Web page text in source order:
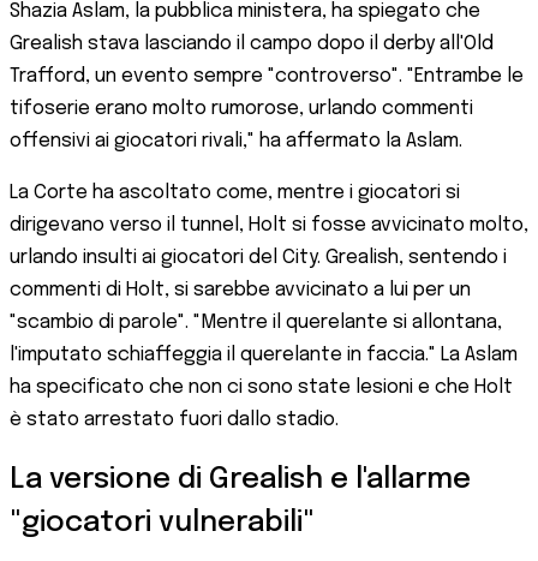
Shazia Aslam, la pubblica ministera, ha spiegato che
Grealish stava lasciando il campo dopo il derby all'Old
Trafford, un evento sempre "controverso". "Entrambe le
tifoserie erano molto rumorose, urlando commenti
offensivi ai giocatori rivali," ha affermato la Aslam.
La Corte ha ascoltato come, mentre i giocatori si
dirigevano verso il tunnel, Holt si fosse avvicinato molto,
urlando insulti ai giocatori del City. Grealish, sentendo i
commenti di Holt, si sarebbe avvicinato a lui per un
"scambio di parole". "Mentre il querelante si allontana,
l'imputato schiaffeggia il querelante in faccia." La Aslam
ha specificato che non ci sono state lesioni e che Holt
è stato arrestato fuori dallo stadio.
La versione di Grealish e l'allarme
"giocatori vulnerabili"